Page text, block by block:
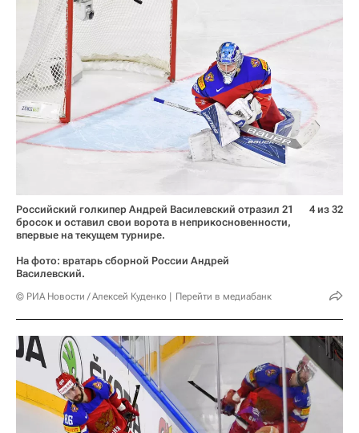
Российский голкипер Андрей Василевский отразил 21
бросок и оставил свои ворота в неприкосновенности,
впервые на текущем турнире.
На фото: вратарь сборной России Андрей
Василевский.
© РИА Новости / Алексей Куденко Перейти в медиабанк
4 из 32